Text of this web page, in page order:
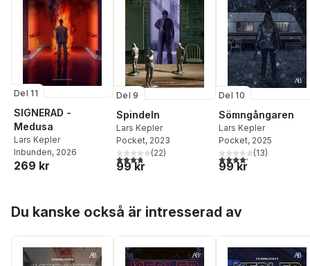
Del 11
SIGNERAD -
Medusa
Lars Kepler
Inbunden, 2026
269 kr
Del 9
Spindeln
Lars Kepler
Pocket, 2023
3,8utav 5 stjärnor. Totalt antal röster:
(22)
99 kr
Del 10
Sömngångaren
Lars Kepler
Pocket, 2025
4,2utav 5 stjärnor.
(13)
99 kr
Du kanske också är intresserad av